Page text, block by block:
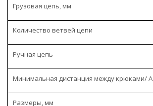
Грузовая цепь, мм
Количество ветвей цепи
Ручная цепь
Минимальная дистанция между крюками/ A
Размеры, мм